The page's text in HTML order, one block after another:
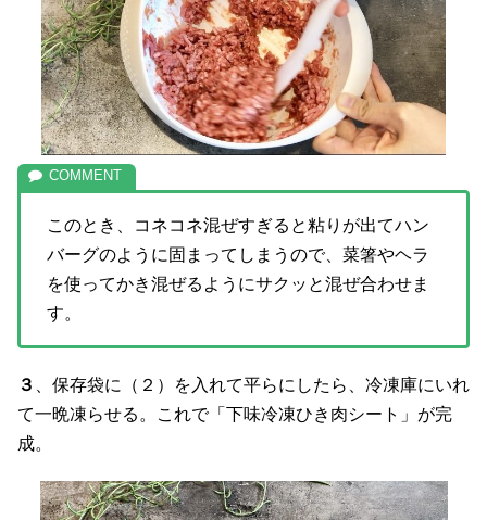
このとき、コネコネ混ぜすぎると粘りが出てハン
バーグのように固まってしまうので、菜箸やヘラ
を使ってかき混ぜるようにサクッと混ぜ合わせま
す。
３
、保存袋に（２）を入れて平らにしたら、冷凍庫にいれ
て一晩凍らせる。これで「下味冷凍ひき肉シート」が完
成。